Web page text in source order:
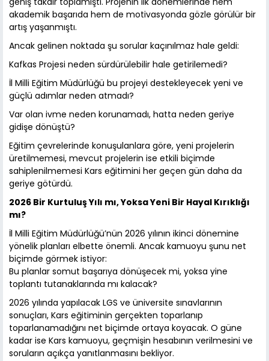
akademik başarıda hem de motivasyonda gözle görülür bir
artış yaşanmıştı.
Ancak gelinen noktada şu sorular kaçınılmaz hale geldi:
Kafkas Projesi neden sürdürülebilir hale getirilemedi?
İl Milli Eğitim Müdürlüğü bu projeyi destekleyecek yeni ve
güçlü adımlar neden atmadı?
Var olan ivme neden korunamadı, hatta neden geriye
gidişe dönüştü?
Eğitim çevrelerinde konuşulanlara göre, yeni projelerin
üretilmemesi, mevcut projelerin ise etkili biçimde
sahiplenilmemesi Kars eğitimini her geçen gün daha da
geriye götürdü.
2026 Bir Kurtuluş Yılı mı, Yoksa Yeni Bir Hayal Kırıklığı
mı?
İl Milli Eğitim Müdürlüğü’nün 2026 yılının ikinci dönemine
yönelik planları elbette önemli. Ancak kamuoyu şunu net
biçimde görmek istiyor:
Bu planlar somut başarıya dönüşecek mi, yoksa yine
toplantı tutanaklarında mı kalacak?
2026 yılında yapılacak LGS ve üniversite sınavlarının
sonuçları, Kars eğitiminin gerçekten toparlanıp
toparlanamadığını net biçimde ortaya koyacak. O güne
kadar ise Kars kamuoyu, geçmişin hesabının verilmesini ve
soruların açıkça yanıtlanmasını bekliyor.